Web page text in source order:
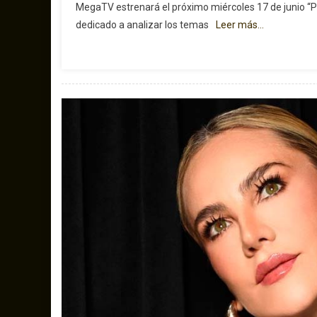
MegaTV estrenará el próximo miércoles 17 de junio
dedicado a analizar los temas
Leer más…